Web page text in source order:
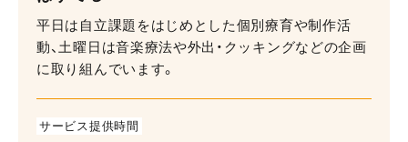
平⽇は⾃⽴課題をはじめとした個別療育や制作活
動、⼟曜⽇は⾳楽療法や外出・クッキングなどの企画
に取り組んでいます。
サービス提供時間